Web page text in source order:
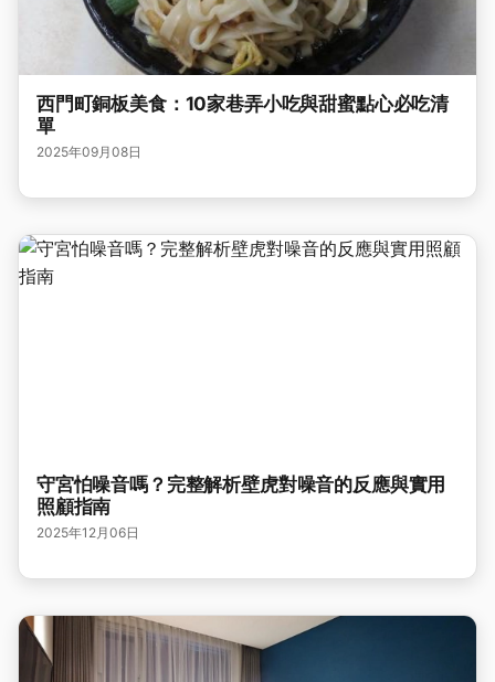
西門町銅板美食：10家巷弄小吃與甜蜜點心必吃清
單
2025年09月08日
守宮怕噪音嗎？完整解析壁虎對噪音的反應與實用
照顧指南
2025年12月06日